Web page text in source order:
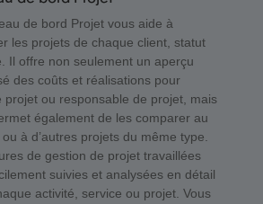
de bord Projet vous aide à
les projets de chaque client, statut
Il offre non seulement un aperçu
des coûts et réalisations pour
projet ou responsable de projet, mais
également de les comparer au
à d’autres projets du même type.
de gestion de projet travaillées
suivies et analysées en détail
activité, service ou projet. Vous